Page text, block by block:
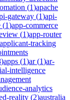
(1)apache
gateway (1)api-
(1)app-commerce
(1)app-router
applicant-tracking
)apps (1)ar(1)ar-
intelligence
analytics
reality (2)australia